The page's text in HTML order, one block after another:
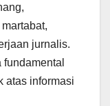
jurnalis.
atas informasi